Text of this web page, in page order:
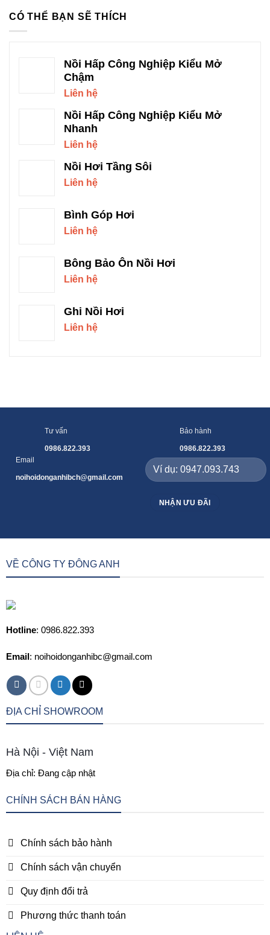
CÓ THỂ BẠN SẼ THÍCH
Nồi Hấp Công Nghiệp Kiểu Mở
Chậm
Liên hệ
Nồi Hấp Công Nghiệp Kiểu Mở
Nhanh
Liên hệ
Nồi Hơi Tầng Sôi
Liên hệ
Bình Góp Hơi
Liên hệ
Bông Bảo Ôn Nồi Hơi
Liên hệ
Ghi Nồi Hơi
Liên hệ
Tư vấn
0986.822.393
Bảo hành
0986.822.393
Email
noihoidonganhibch@gmail.com
VỀ CÔNG TY ĐÔNG ANH
Hotline: 0986.822.393
Email: noihoidonganhibc@gmail.com
ĐỊA CHỈ SHOWROOM
Hà Nội - Việt Nam
Địa chỉ: Đang cập nhật
CHÍNH SÁCH BÁN HÀNG
Chính sách bảo hành
Chính sách vận chuyển
Quy định đổi trả
Phương thức thanh toán